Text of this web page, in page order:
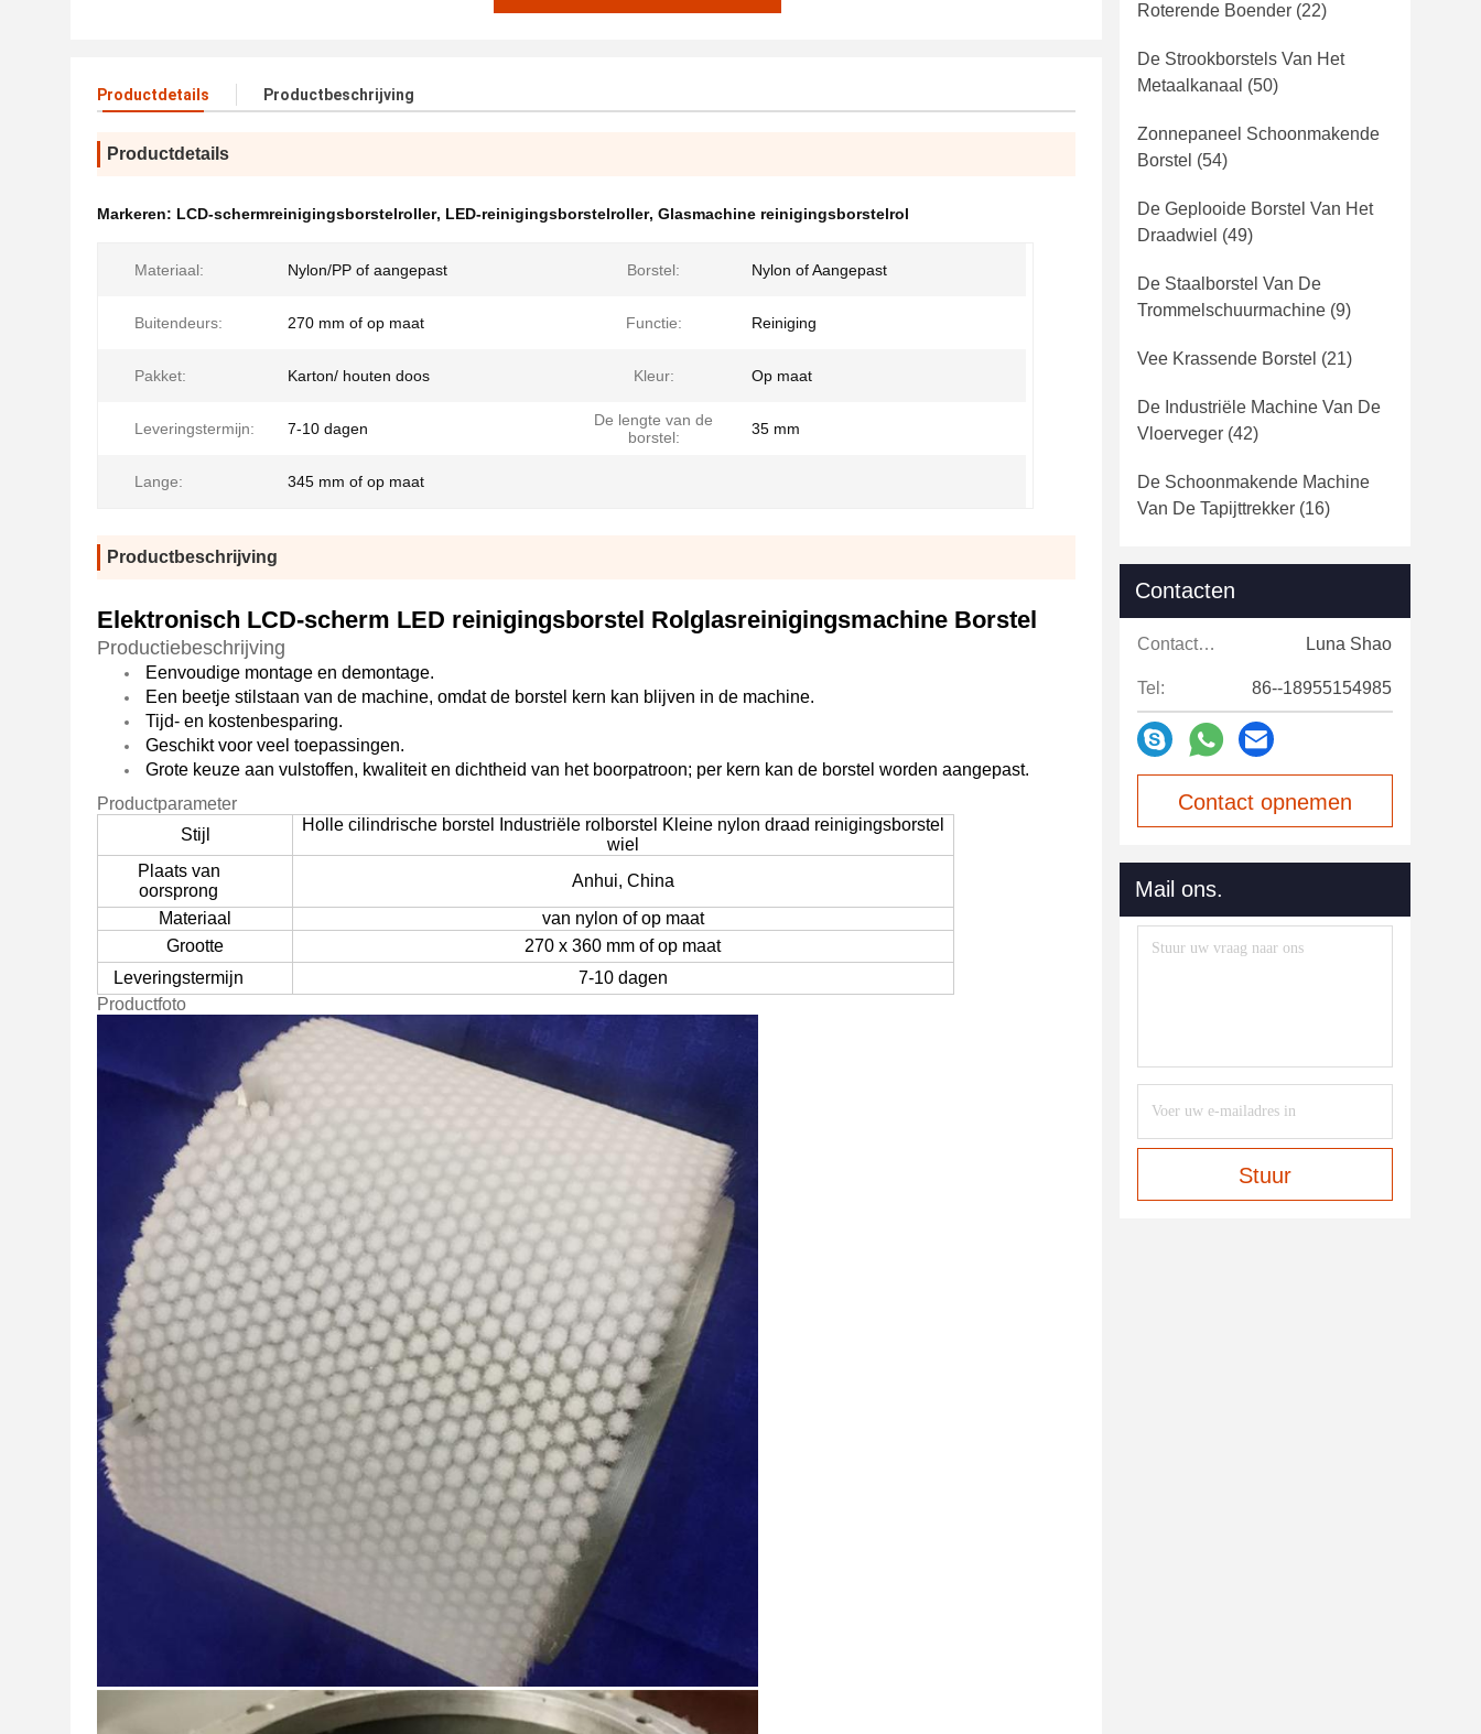
Productdetails Productbeschrijving
Productdetails
Markeren: LCD-schermreinigingsborstelroller, LED-reinigingsborstelroller, Glasmachine reinigingsborstelrol
Materiaal: Nylon/PP of aangepast Borstel: Nylon of Aangepast
Buitendeurs: 270 mm of op maat Functie: Reiniging
Pakket: Karton/ houten doos Kleur: Op maat
Leveringstermijn: 7-10 dagen
De lengte van de
borstel:
35 mm
Lange: 345 mm of op maat
Productbeschrijving
Elektronisch LCD-scherm LED reinigingsborstel Rolglasreinigingsmachine Borstel
Productiebeschrijving
Eenvoudige montage en demontage.
Een beetje stilstaan van de machine, omdat de borstel kern kan blijven in de machine.
Tijd- en kostenbesparing.
Geschikt voor veel toepassingen.
Grote keuze aan vulstoffen, kwaliteit en dichtheid van het boorpatroon; per kern kan de borstel worden aangepast.
Productparameter
Stijl
Holle cilindrische borstel Industriële rolborstel Kleine nylon draad reinigingsborstel
wiel
Plaats van
oorsprong
Anhui, China
Materiaal
van nylon of op maat
Grootte
270 x 360 mm of op maat
Leveringstermijn
7-10 dagen
Productfoto
Roterende Boender (22)
De Strookborstels Van Het
Metaalkanaal (50)
Zonnepaneel Schoonmakende
Borstel (54)
De Geplooide Borstel Van Het
Draadwiel (49)
De Staalborstel Van De
Trommelschuurmachine (9)
Vee Krassende Borstel (21)
De Industriële Machine Van De
Vloerveger (42)
De Schoonmakende Machine
Van De Tapijttrekker (16)
Contacten
Contacten: Luna Shao
Tel: 86--18955154985
Contact opnemen
Mail ons.
Stuur